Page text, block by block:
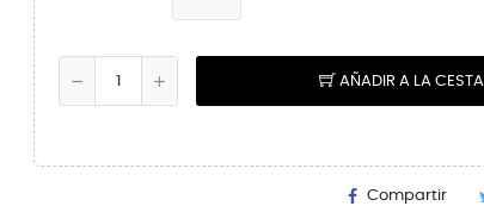
AÑADIR A LA CESTA
Compartir